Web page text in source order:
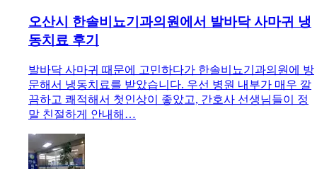
오산시 한솔비뇨기과의원에서 발바닥 사마귀 냉
동치료 후기
발바닥 사마귀 때문에 고민하다가 한솔비뇨기과의원에 방
문해서 냉동치료를 받았습니다. 우선 병원 내부가 매우 깔
끔하고 쾌적해서 첫인상이 좋았고, 간호사 선생님들이 정
말 친절하게 안내해…